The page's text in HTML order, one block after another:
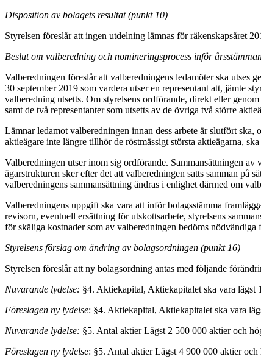
Disposition av bolagets resultat (punkt 10)
Styrelsen föreslår att ingen utdelning lämnas för räkenskapsåret
Beslut om valberedning och nomineringsprocess inför
Valberedningen föreslår att valberedningens ledamöter ska utses
30 september 2019 som vardera utser en representant att, jämte
valberedning utsetts. Om styrelsens ordförande, direkt eller
samt de två representanter som utsetts av de övriga två större
Lämnar ledamot valberedningen innan dess arbete är slutfört ska,
aktieägare inte längre tillhör de röstmässigt största aktieägarna,
Valberedningen utser inom sig ordförande. Sammansättningen
ägarstrukturen sker efter det att valberedningen satts samman på
valberedningens sammansättning ändras i enlighet därmed om
Valberedningens uppgift ska vara att inför bolagsstämma
revisorn, eventuell ersättning för utskottsarbete, styrelsens
för skäliga kostnader som av valberedningen bedöms
Styrelsens förslag om ändring av bolagsordningen (punkt 16)
Styrelsen föreslår att ny bolagsordning antas med följande
Nuvarande lydelse: §4. Aktiekapital, Aktiekapitalet ska vara
Föreslagen ny lydelse: §4. Aktiekapital, Aktiekapitalet ska vara
Nuvarande lydelse: §5. Antal aktier Lägst 2 500 000 aktier och
Föreslagen ny lydelse: §5. Antal aktier Lägst 4 900 000 aktier och